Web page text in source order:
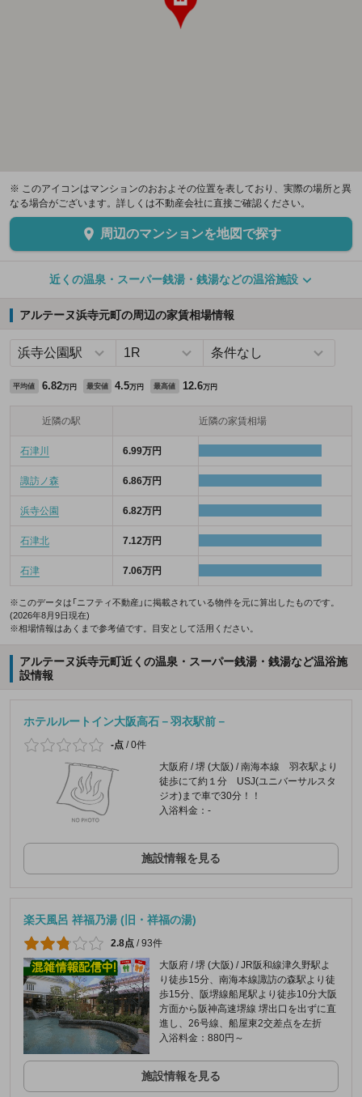
※ このアイコンはマンションのおおよその位置を表しており、実際の場所と異
なる場合がございます。詳しくは不動産会社に直接ご確認ください。
周辺のマンションを地図で探す
近くの温泉・スーパー銭湯・銭湯などの温浴施設
アルテーヌ浜寺元町の周辺の家賃相場情報
平均値 6.82万円 最安値 4.5万円 最高値 12.6万円
近隣の駅 近隣の家賃相場
石津川 6.99万円
諏訪ノ森 6.86万円
浜寺公園 6.82万円
石津北 7.12万円
石津 7.06万円
※このデータは「ニフティ不動産」に掲載されている物件を元に算出したものです。
(2026年8月9日現在)
※相場情報はあくまで参考値です。目安として活用ください。
アルテーヌ浜寺元町近くの温泉・スーパー銭湯・銭湯など温浴施
設情報
ホテルルートイン大阪高石－羽衣駅前－
-点 /0件
大阪府 / 堺 (大阪) / 南海本線 羽衣駅より
徒歩にて約１分 USJ(ユニバーサルスタ
ジオ)まで車で30分！！
入浴料金：-
施設情報を見る
楽天風呂 祥福乃湯 (旧・祥福の湯)
2.8点 /93件
大阪府 / 堺 (大阪) / JR阪和線津久野駅よ
り徒歩15分、南海本線諏訪の森駅より徒
歩15分、阪堺線船尾駅より徒歩10分大阪
方面から阪神高速堺線 堺出口を出ずに直
進し、26号線、船屋東2交差点を左折
入浴料金：880円～
施設情報を見る